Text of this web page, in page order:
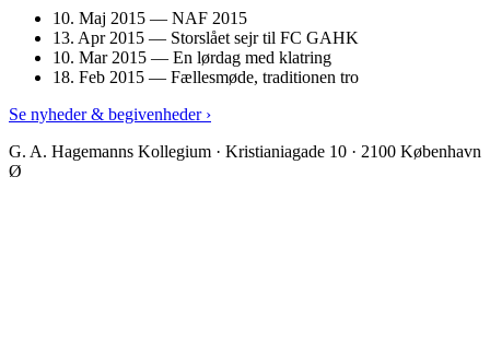
10. Maj 2015 — NAF 2015
13. Apr 2015 — Storslået sejr til FC GAHK
10. Mar 2015 — En lørdag med klatring
18. Feb 2015 — Fællesmøde, traditionen tro
Se nyheder & begivenheder ›
G. A. Hagemanns Kollegium · Kristianiagade 10 · 2100 København
Ø